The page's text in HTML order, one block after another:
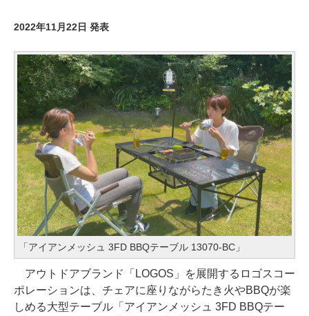
2022年11月22日 発表
「アイアンメッシュ 3FD BBQテーブル 13070-BC」
アウトドアブランド「LOGOS」を展開するロゴスコー
ポレーションは、チェアに座りながらたき火やBBQが楽
しめる大型テーブル「アイアンメッシュ 3FD BBQテー